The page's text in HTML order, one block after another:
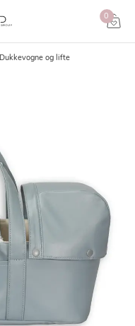
0
Dukkevogne og lifte